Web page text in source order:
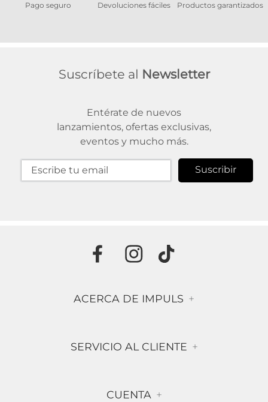
Pago seguro Devoluciones fáciles Productos garantizados
Suscríbete al Newsletter
Entérate de nuevos
lanzamientos, ofertas exclusivas,
eventos y mucho más.
Suscribir
ACERCA DE IMPULS +
Contáctanos
SERVICIO AL CLIENTE +
CUENTA +